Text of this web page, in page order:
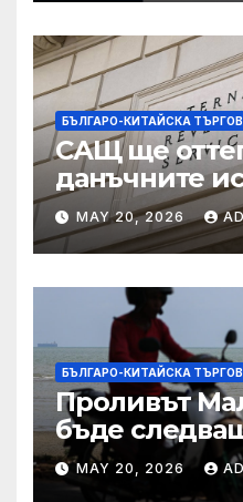
БЪЛГАРО-КИТАЙСКА
САЩ ще
данъчните
Тръмп
сделката за
IRS
MAY 20, 2026
БЪЛГАРО-КИТАЙСКА
Проливът
бъде
Азия не
MAY 20, 2026